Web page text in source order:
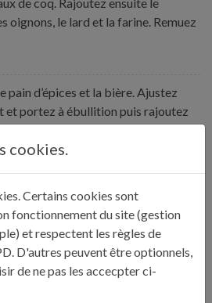
oignons, le lard et la farine. Remuez
pain d’épices et la bière. Ajustez
et portez à ébullition puis rajoutez
minutes avant la fin de la cuisson.
pour 2 heures de cuisson à 200°C.
et rajoutez la crème avant de
ce plat de pommes de terre ou
cookies.
Certains cookies sont
fonctionnement du site (gestion
et respectent les règles de
D'autres peuvent être optionnels,
de ne pas les accecpter ci-